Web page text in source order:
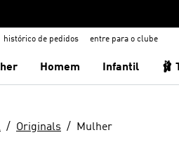
histórico de pedidos entre para o clube
Homem Infantil 🩰
Originals Mulher